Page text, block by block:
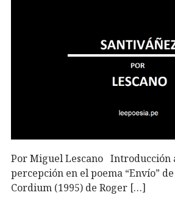
Por Miguel Lescano Introducción
percepción en el poema “Envío”
Cordium (1995) de Roger […]